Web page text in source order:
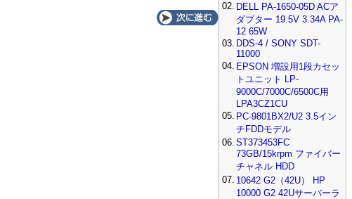
02. DELL PA-1650-05D ACア
ダプター 19.5V 3.34A PA-
12 65W
03. DDS-4 / SONY SDT-
11000
04. EPSON 増設用1段カセッ
トユニット LP-
9000C/7000C/6500C用
LPA3CZ1CU
05. PC-9801BX2/U2 3.5イン
チFDDモデル
06. ST373453FC
73GB/15krpm ファイバー
チャネル HDD
07. 10642 G2（42U） HP
10000 G2 42Uサーバーラ